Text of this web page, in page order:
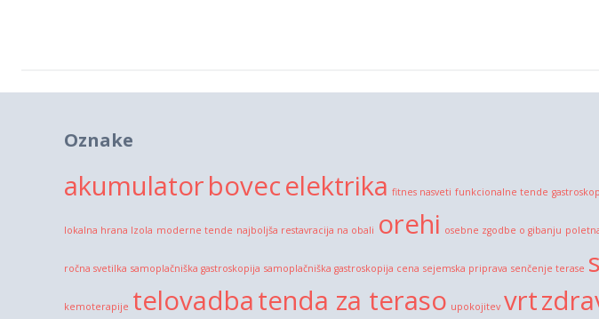
Oznake
akumulatorbovecelektrika fitnes nasveti funkcionalne tende
lokalna hrana Izola moderne tende najboljša restavracija na obali orehi osebne zgodbe o gibanju
ročna svetilka samoplačniška gastroskopija samoplačniška gastroskopija cena sejemska priprava senčenje terase
kemoterapije telovadbatenda za teraso upokojitev vrt